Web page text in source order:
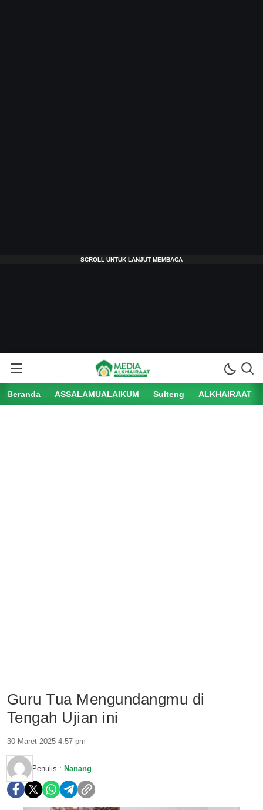
Beranda ASSALAMUALAIKUM Sulteng ALKHAIRAAT
Guru Tua Mengundangmu di
Tengah Ujian ini
30 Maret 2025 4:57 pm
Penulis : Nanang